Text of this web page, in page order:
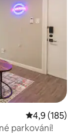
Průměrné
4,9 (185)
parkování!